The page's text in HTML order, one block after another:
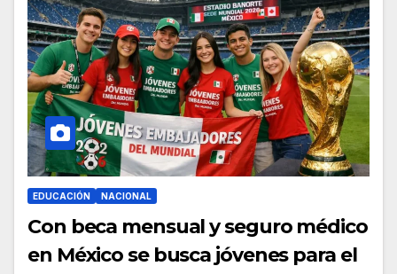
EDUCACIÓN NACIONAL
Con beca mensual y seguro médico
en México se busca jóvenes para el